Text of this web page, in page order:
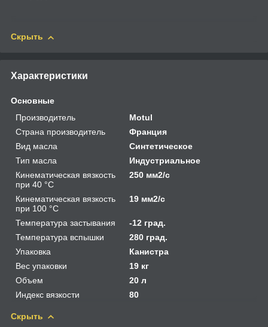
Скрыть
Характеристики
Основные
Производитель
Motul
Страна производитель
Франция
Вид масла
Синтетическое
Тип масла
Индустриальное
Кинематическая вязкость
при 40 °С
250 мм2/с
Кинематическая вязкость
при 100 °С
19 мм2/с
Температура застывания
-12 град.
Температура вспышки
280 град.
Упаковка
Канистра
Вес упаковки
19 кг
Объем
20 л
Индекс вязкости
80
Скрыть